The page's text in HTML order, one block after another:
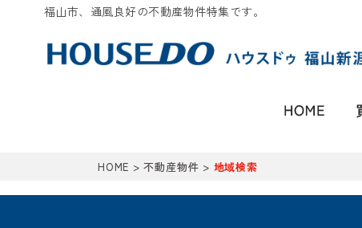
福山市、通風良好の不動産物件特集です。
HOME >不動産物件 > 地域検索